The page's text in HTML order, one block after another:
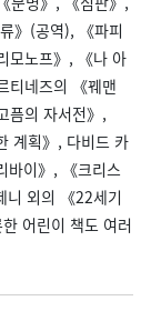
》(공역), 《파피
모노프》, 《나 아
티네즈의 《꿰맨
픔의 자서전》,
계획》, 다비드 카
바이》, 《크리스
니 외의 《22세기
어린이 책도 여러